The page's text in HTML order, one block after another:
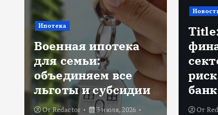
Ипотека
Военная ипотека
для семьи:
объединяем все
льготы и субсидии
ОтRedactor 3 июля, 2026 От